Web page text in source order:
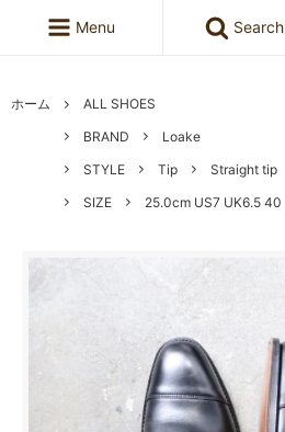
Menu Search
ホーム
ALL SHOES
BRAND
Loake
STYLE
Tip
Straight tip
SIZE
25.0cm US7 UK6.5 40